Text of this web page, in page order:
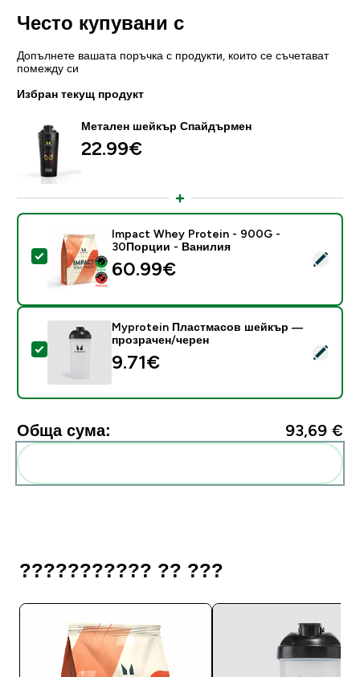
Често купувани с
Допълнете вашата поръчка с продукти, които се съчетават
помежду си
Избран текущ продукт
Метален шейкър Спайдърмен
22.99€‎
Select this product - Impact Whey Protein - 900G -
Impact Whey Protein - 900G -
30Порции - Ванилия
60.99€‎
Select this product - Myprotein Пластмасов
Myprotein Пластмасов шейкър —
прозрачен/черен
9.71€‎
Обща сума: 93,69 €‎
??????????? ?? ???